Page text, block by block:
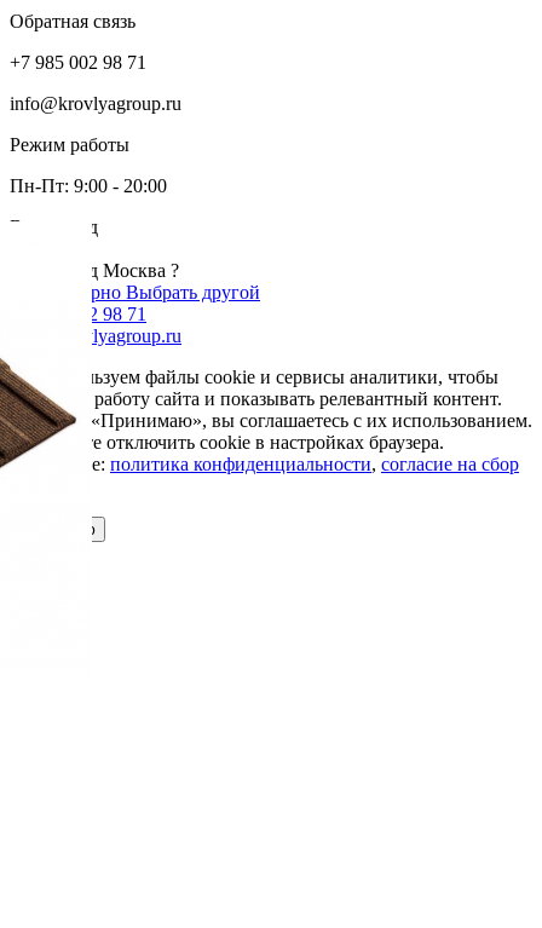
Обратная связь
+7 985 002 98 71
info@krovlyagroup.ru
Режим работы
Пн-Пт: 9:00 - 20:00
Ваш город
Ваш город Москва ?
Да, все верно Выбрать другой
+7 985 002 98 71
info@krovlyagroup.ru
Мы используем файлы cookie и сервисы аналитики, чтобы
улучшить работу сайта и показывать релевантный контент.
Нажимая «Принимаю», вы соглашаетесь с их использованием.
Вы можете отключить cookie в настройках браузера.
Подробнее: политика конфиденциальности, согласие на сбор
Принимаю